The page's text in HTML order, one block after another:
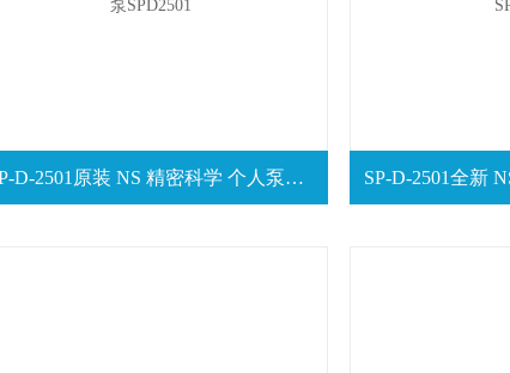
SP-D-2501原装 NS 精密科学 个人泵双柱塞泵SPD2501